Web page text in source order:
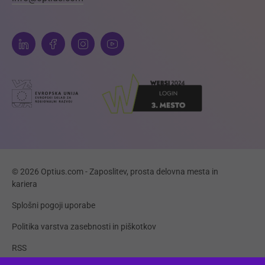
© 2026 Optius.com - Zaposlitev, prosta delovna mesta in
kariera
Splošni pogoji uporabe
Politika varstva zasebnosti in piškotkov
RSS